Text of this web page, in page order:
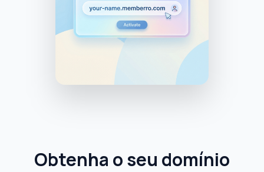
Obtenha o seu domínio